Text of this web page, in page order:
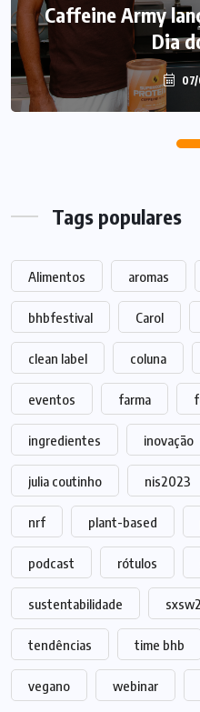
Caffeine Army
Dia
Tags populares
Alimentos aromas
bhbfestival Carol
clean label coluna
eventos farma
ingredientes inovação
julia coutinho nis2023
nrf plant-based
podcast rótulos
sustentabilidade
tendências time bhb
vegano webinar